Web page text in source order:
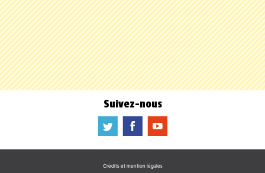
Suivez-nous
a b f
Crédits et mention légales